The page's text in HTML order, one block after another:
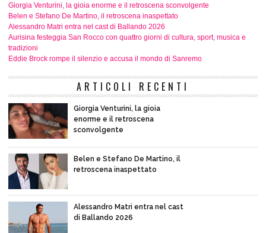
Giorgia Venturini, la gioia enorme e il retroscena sconvolgente
Belen e Stefano De Martino, il retroscena inaspettato
Alessandro Matri entra nel cast di Ballando 2026
Aurisina festeggia San Rocco con quattro giorni di cultura, sport, musica e
tradizioni
Eddie Brock rompe il silenzio e accusa il mondo di Sanremo
ARTICOLI RECENTI
Giorgia Venturini, la gioia
enorme e il retroscena
sconvolgente
Belen e Stefano De Martino, il
retroscena inaspettato
Alessandro Matri entra nel cast
di Ballando 2026